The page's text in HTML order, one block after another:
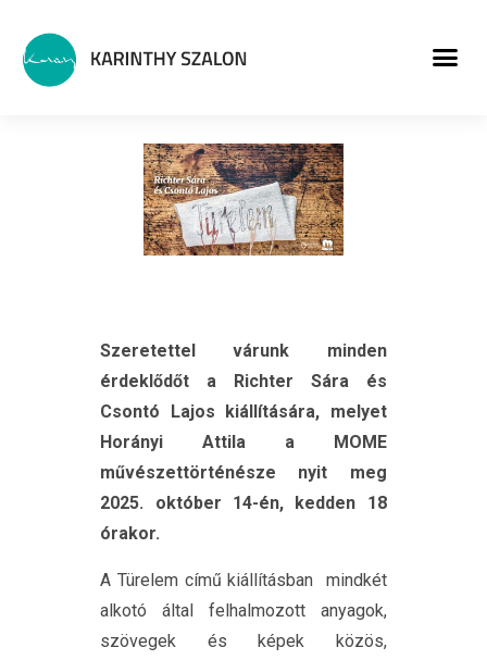
Szeretettel várunk minden
érdeklődőt a Richter Sára és
Csontó Lajos kiállítására, melyet
Horányi Attila a MOME
művészettörténésze nyit meg
2025. október 14-én, kedden 18
órakor.
A Türelem című kiállításban mindkét
alkotó által felhalmozott anyagok,
szövegek és képek közös,